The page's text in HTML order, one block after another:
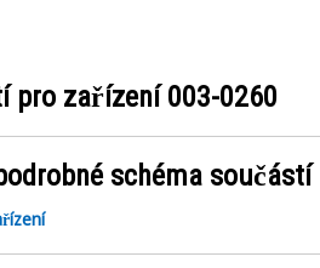
pro zařízení003-0260
schéma součástí